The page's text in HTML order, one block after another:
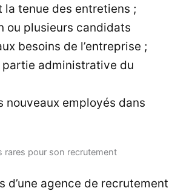
la tenue des entretiens ;
ou plusieurs candidats
besoins de l’entreprise ;
partie administrative du
nouveaux employés dans
rares pour son recrutement
d’une agence de recrutement